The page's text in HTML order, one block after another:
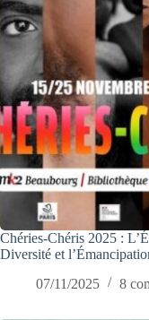
Chéries-Chéris 2025 :
Diversité et
07/11/2025
8